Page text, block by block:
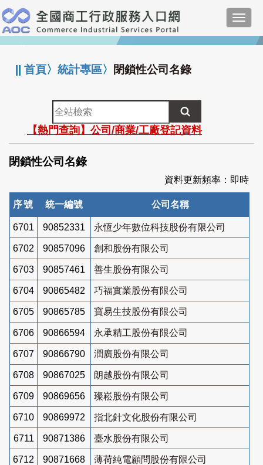
跳
到
主
要
:::
||首頁〉統計專區〉 閉鎖性公司名錄
全
站
檢
索
【熱門查詢】公司/商業/工廠登記資料
閉鎖性公司名錄
資料更新頻率：即時
序號 統一編號 公司名稱
6701 90852331 永恆少年數位科技股份有限公司
6702 90857096 創和股份有限公司
6703 90857461 善生股份有限公司
6704 90865482 巧福實業股份有限公司
6705 90865785 寶易生技股份有限公司
6706 90866594 永承精工股份有限公司
6707 90866790 潤廣股份有限公司
6708 90867025 朗越股份有限公司
6709 90869656 璨崧股份有限公司
6710 90869972 指北針文化股份有限公司
6711 90871386 臺水股份有限公司
6712 90871668 薄荷純電顧問股份有限公司